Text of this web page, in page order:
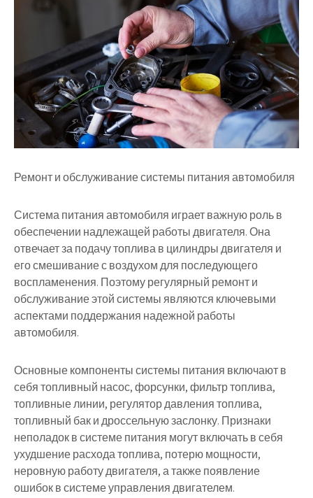
Ремонт и обслуживание системы питания автомобиля
Система питания автомобиля играет важную роль в
обеспечении надлежащей работы двигателя. Она
отвечает за подачу топлива в цилиндры двигателя и
его смешивание с воздухом для последующего
воспламенения. Поэтому регулярный ремонт и
обслуживание этой системы являются ключевыми
аспектами поддержания надежной работы
автомобиля.
Основные компоненты системы питания включают в
себя топливный насос, форсунки, фильтр топлива,
топливные линии, регулятор давления топлива,
топливный бак и дроссельную заслонку. Признаки
неполадок в системе питания могут включать в себя
ухудшение расхода топлива, потерю мощности,
неровную работу двигателя, а также появление
ошибок в системе управления двигателем.